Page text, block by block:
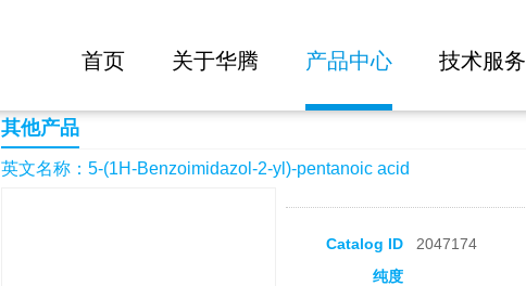
首页 关于华腾 产品中心 技术服务
5-(1H-Benzoimidazol-2-yl)-pentanoic acid
其他产品
英文名称：5-(1H-Benzoimidazol-2-yl)-pentanoic acid
Catalog ID 2047174
纯度